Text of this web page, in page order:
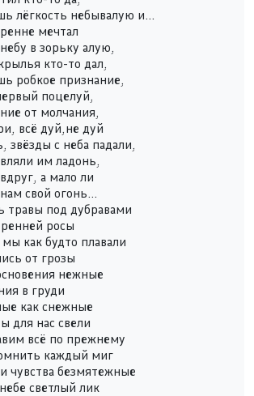
лёгкость небывалую и...
мечтал
в зорьку алую,
кто-то дал,
робкое признание,
поцелуй,
от молчания,
всё дуй,не дуй
звёзды с неба падали,
им ладонь,
а мало ли
свой огонь...
под дубравами
росы
как будто плавали
от грозы
нежные
в груди
как снежные
для нас свели
всё по прежнему
каждый миг
чувства безмятежные
светлый лик